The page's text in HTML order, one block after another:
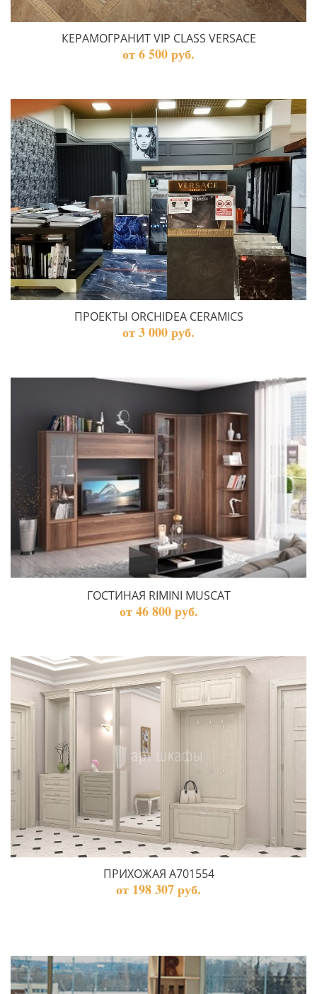
КЕРАМОГРАНИТ VIP CLASS VERSACE
от 6 500 руб.
ПРОЕКТЫ ORCHIDEA CERAMICS
от 3 000 руб.
ГОСТИНАЯ RIMINI MUSCAT
от 46 800 руб.
ПРИХОЖАЯ А701554
от 198 307 руб.